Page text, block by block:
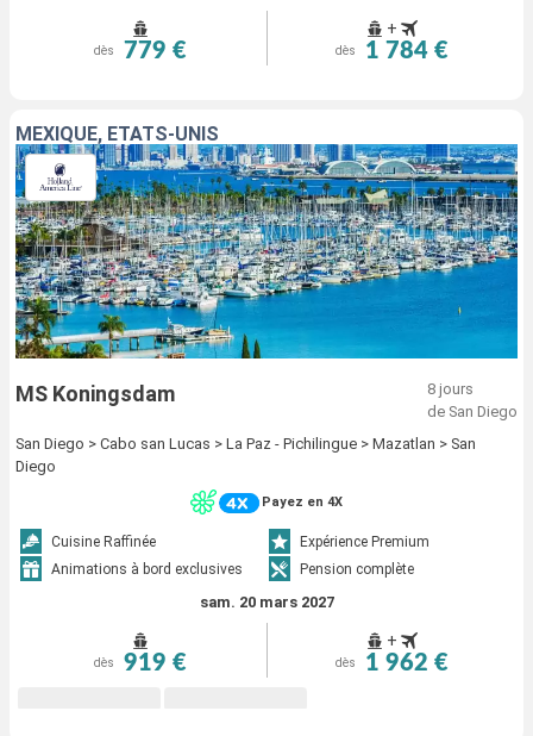
dès 779 €
+
dès 1 784 €
MEXIQUE, ÉTATS-UNIS
MS Koningsdam
8 jours
de San Diego
San Diego > Cabo san Lucas > La Paz - Pichilingue > Mazatlan > San
Diego
Payez en 4X
Cuisine Raffinée
Expérience Premium
Animations à bord exclusives
Pension complète
sam. 20 mars 2027
dès 919 €
+
dès 1 962 €